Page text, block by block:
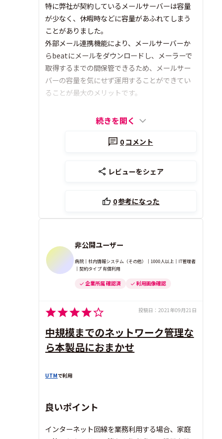
特に弊社が契約しているメールサーバーは容量
が少なく、休暇時などに容量があふれてしまう
ことがありました。
外部メール連携機能により、メールサーバーか
らbeatにメールをダウンロードし、メーラーで
取得するまでの間保管できるため、メールサー
バーの容量を気にせず運用することができてい
ることが最大のメリットです。
続きを開く
0 コメント
レビューをシェア
0参考になった
非公開ユーザー
病院｜社内情報システム（その他）｜1000人以上｜IT管理者
｜契約タイプ 有償利用
企業所属 確認済 利用画像確認
投稿日： 2021年09月21日
中規模までのネットワーク管理な
ら本製品におまかせ
UTMで利用
良いポイント
インターネット回線を業務利用する場合、家庭